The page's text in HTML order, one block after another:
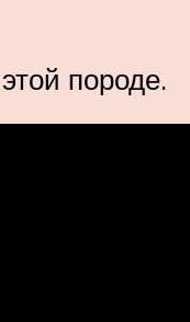
породе.